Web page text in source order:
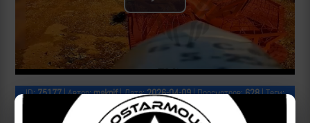
Play
Video
ID:75177| Автор:makpif| Дата:2026-04-09| Просмотров:628| Теги: